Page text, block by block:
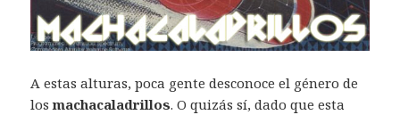
A estas alturas, poca gente desconoce el género de
losmachacaladrillos. O quizás sí, dado que esta